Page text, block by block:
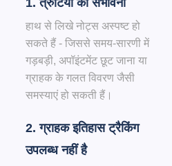
हाथ से लिखे नोट्स अस्पष्ट हो
सकते हैं - जिससे समय-सारणी में
गड़बड़ी, अपॉइंटमेंट छूट जाना या
ग्राहक के गलत विवरण जैसी
समस्याएं हो सकती हैं।
2. ग्राहक इतिहास ट्रैकिंग
उपलब्ध नहीं है